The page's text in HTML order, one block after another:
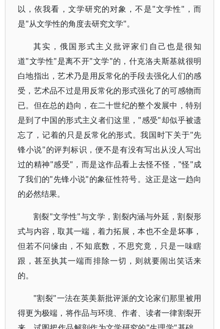
以，依我看，文学研究的对象，不是"文学性"，而
是"从文学性的角度去研究文学"。
其实，俄国形式主义批评家们自己也是很知
道"文学性"是离不开"文学"的，什克洛夫斯基就很明
白地指出，艺术乃是用反常化的手段去强化人们的感
受，艺术品不过是用反常化的形式强化了的可感物而
已。但在总的趋向，在二十世纪的整个发展中，特别
是到了中国的形式主义者们这里，"感受"却似乎被遗
忘了，记着的只是反常化的形式。我国时下关于"先
锋小说"的评判标识，便不是有没有写出从没人写出
过的精神"感受"，而是这作品看上去怪不怪，"怪"成
了我们的"先锋小说"的象征性符号。这正是这一趋向
的必然结果。
割裂"文学性"与文学，割裂内涵与外延，割裂形
式与内容，取其一端，着力拓展，本也不全是坏事，
但若不问缘由，不知底数，不思究竟，只是一味瞎
跟，甚至执其一端而排除一切，则就要闹出笑话来
的。
"割裂"一法在英美新批评派的文论家们那里被用
得更为极端，将作品与环境、作者、读者一律割裂开